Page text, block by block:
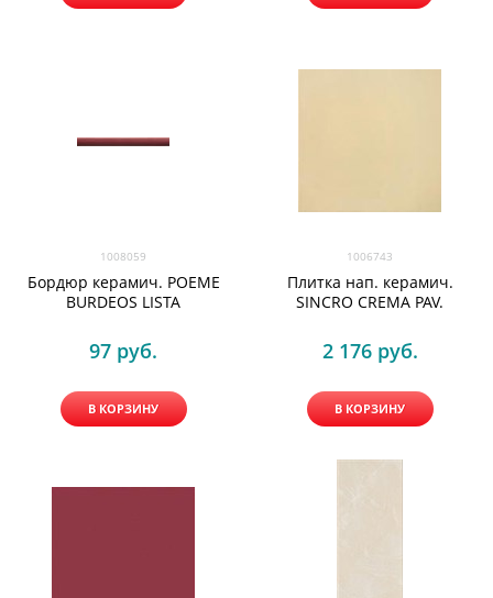
1008059
Бордюр керамич. POEME
BURDEOS LISTA
97 руб.
В КОРЗИНУ
1006743
Плитка нап. керамич.
SINCRO CREMA PAV.
2 176 руб.
В КОРЗИНУ